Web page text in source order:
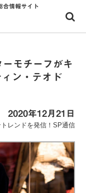
バイマの疑問に現役パーソナルショッパーが答えてみた
合情報サイト
モチーフがキ
ン・テオド
2020年12月21日
レンドを発信！SP通信